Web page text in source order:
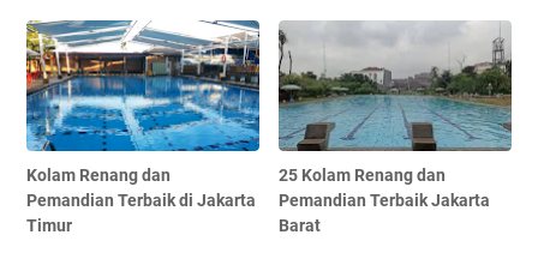
Kolam Renang dan
Pemandian Terbaik di Jakarta
Timur
25 Kolam Renang dan
Pemandian Terbaik Jakarta
Barat